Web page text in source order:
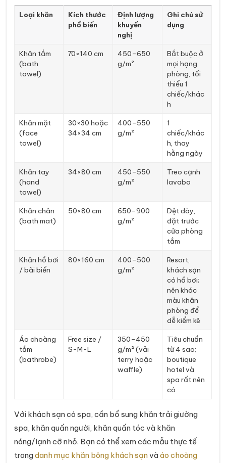
Loại khăn
Kích thước
phổ biến
Định lượng
khuyến
nghị
Ghi chú sử
dụng
Khăn tắm
(bath
towel)
70×140 cm
450–650
g/m²
Bắt buộc ở
mọi hạng
phòng, tối
thiểu 1
chiếc/khác
h
Khăn mặt
(face
towel)
30×30 hoặc
34×34 cm
400–550
g/m²
1
chiếc/khác
h, thay
hằng ngày
Khăn tay
(hand
towel)
34×80 cm
450–550
g/m²
Treo cạnh
lavabo
Khăn chân
(bath mat)
50×80 cm
650–900
g/m²
Dệt dày,
đặt trước
cửa phòng
tắm
Khăn hồ bơi
/ bãi biển
80×160 cm
400–500
g/m²
Resort,
khách sạn
có hồ bơi;
nên khác
màu khăn
phòng để
dễ kiểm kê
Áo choàng
tắm
(bathrobe)
Free size /
S-M-L
350–450
g/m² (vải
terry hoặc
waffle)
Tiêu chuẩn
từ 4 sao;
boutique
hotel và
spa rất nên
có
Với khách sạn có spa, cần bổ sung khăn trải giường
spa, khăn quấn người, khăn quấn tóc và khăn
nóng/lạnh cỡ nhỏ. Bạn có thể xem các mẫu thực tế
trongdanh mục khăn bông khách sạnvàáo choàng